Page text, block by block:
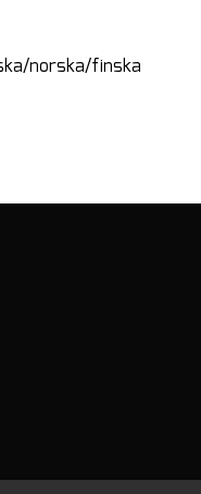
norska/finska